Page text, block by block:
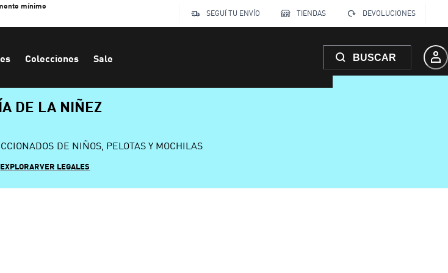
mínimo
SEGUÍ TU ENVÍO
TIENDAS DEVOLUCIONES
Colecciones Sale BUSCAR
DE LA NIÑEZ
DE NIÑOS, PELOTAS Y MOCHILAS
EXPLORARVER LEGALES